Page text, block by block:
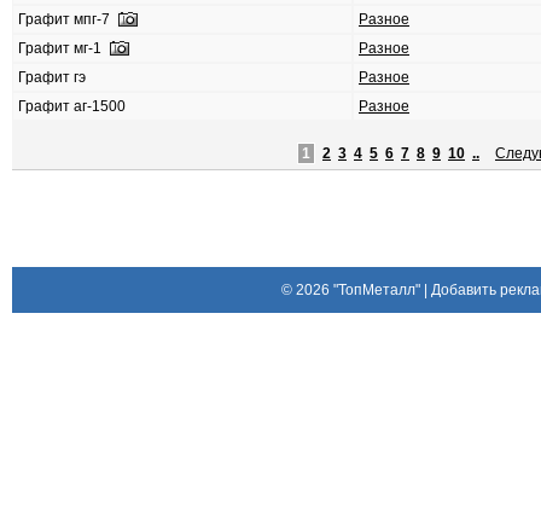
Графит мпг-7
Разное
Графит мг-1
Разное
Графит гэ
Разное
Графит аг-1500
Разное
1 2 3 4 5 6 7 8 9 10 ..
© 2026 "ТопМеталл"| Добавить